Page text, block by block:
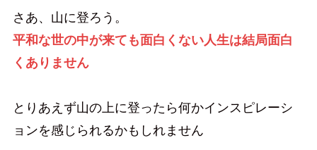
さあ、山に登ろう。
平和な世の中が来ても面白くない人生は結局面白
くありません
とりあえず山の上に登ったら何かインスピレーシ
ョンを感じられるかもしれません